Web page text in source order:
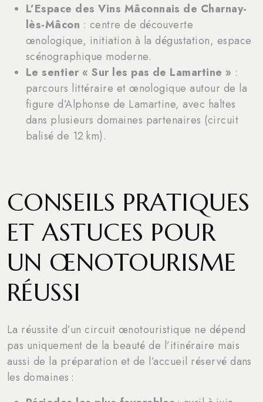
L’Espace des Vins Mâconnais de Charnay-
lès-Mâcon : centre de découverte
œnologique, initiation à la dégustation, espace
scénographique moderne.
Le sentier « Sur les pas de Lamartine » :
parcours littéraire et œnologique autour de la
figure d’Alphonse de Lamartine, avec haltes
dans plusieurs domaines partenaires (circuit
balisé de 12 km).
CONSEILS PRATIQUES
ET ASTUCES POUR
UN ŒNOTOURISME
RÉUSSI
La réussite d’un circuit œnotouristique ne dépend
pas uniquement de la beauté de l’itinéraire mais
aussi de la préparation et de l’accueil réservé dans
les domaines :